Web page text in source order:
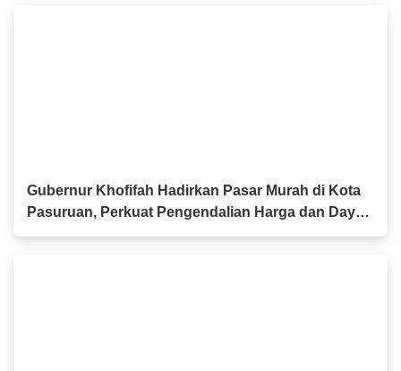
Gubernur Khofifah Hadirkan Pasar Murah di Kota
Pasuruan, Perkuat Pengendalian Harga dan Daya
Beli Masyarakat